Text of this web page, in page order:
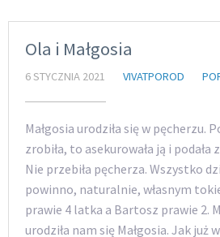
Ola i Małgosia
6 STYCZNIA 2021 VIVATPOROD
Małgosia urodziła się w pęcherzu.
zrobiła, to asekurowała ją i podała
Nie przebiła pęcherza. Wszystko
powinno, naturalnie, własnym
prawie 4 latka a Bartosz prawie 2.
urodziła nam się Małgosia. Jak już